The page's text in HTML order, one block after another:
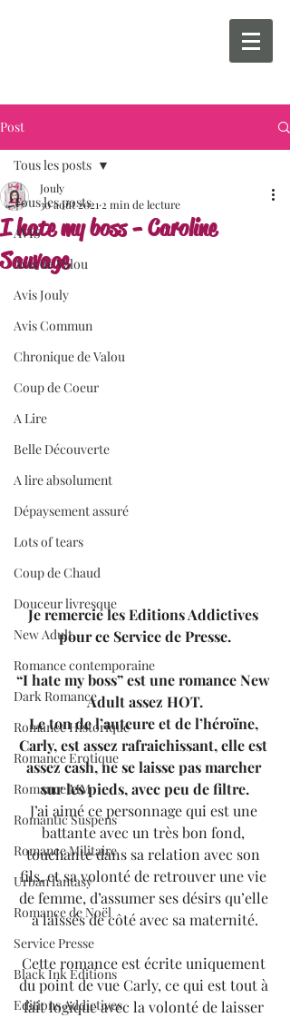
Post
Tous les posts
AVIS
Avis de Valou
Avis Jouly
Avis Commun
Chronique de Valou
Coup de Coeur
A Lire
Belle Découverte
A lire absolument
Dépaysement assuré
Lots of tears
Coup de Chaud
Douceur livresque
New Adult
Romance contemporaine
Dark Romance
Romance Historique
Romance Erotique
Romance MM
Romantic Suspens
Romance Militaire
Urban fantasy
Romance de Noël
Service Presse
Black Ink Editions
Editions Addictives
Tous les posts
I hate my boss - Caroline
Sauvage
Jouly
30 août 2021 2 min de lecture
Je remercie les Editions Addictives
pour ce Service de Presse.
“I hate my boss” est une romance New
Adult assez HOT.
Le ton de l’auteure et de l’héroïne,
Carly, est assez rafraichissant, elle est
assez cash, ne se laisse pas marcher
sur les pieds, avec peu de filtre.
J’ai aimé ce personnage qui est une
battante avec un très bon fond,
touchante dans sa relation avec son
fils, et sa volonté de retrouver une vie
de femme, d’assumer ses désirs qu’elle
a laissés de côté avec sa maternité.
Cette romance est écrite uniquement
du point de vue Carly, ce qui est tout à
fait logique avec la volonté de laisser